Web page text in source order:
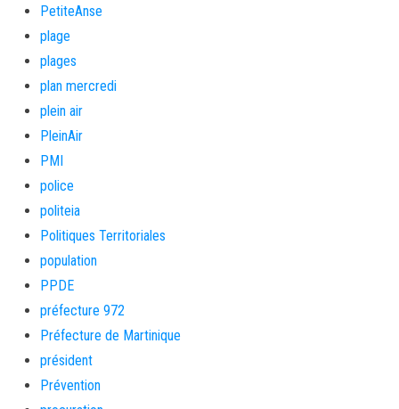
PetiteAnse
plage
plages
plan mercredi
plein air
PleinAir
PMI
police
politeia
Politiques Territoriales
population
PPDE
préfecture 972
Préfecture de Martinique
président
Prévention